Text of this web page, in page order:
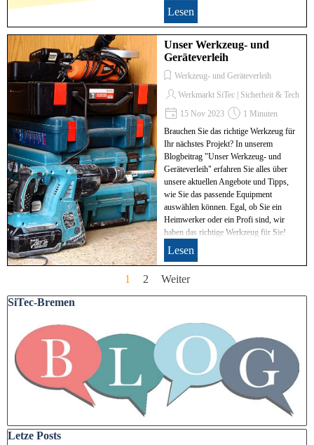
Lesen
Unser Werkzeug- und
Geräteverleih
Werkzeug- und Geräteverleih
Werkmarkt SiTec | Sicherheit & Technik
15 Nov 2023
1 Minuten
Brauchen Sie das richtige Werkzeug für
Ihr nächstes Projekt? In unserem
Blogbeitrag "Unser Werkzeug- und
Geräteverleih" erfahren Sie alles über
unsere aktuellen Angebote und Tipps,
wie Sie das passende Equipment
auswählen können. Egal, ob Sie ein
Heimwerker oder ein Profi sind, wir
haben das richtige Werkzeug für Sie!
Lesen
Aktuelle Seite:
1 Gehen Sie zu Seite:
2
Weiter
Block überspringen SiTec-Bremen
SiTec-Bremen
Block überspringen Letze Posts
Letze Posts